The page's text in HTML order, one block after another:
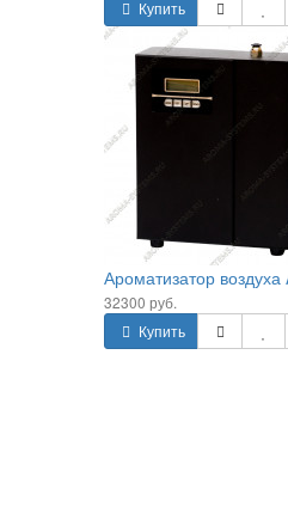
Купить
Ароматизатор
32300 руб.
Купить